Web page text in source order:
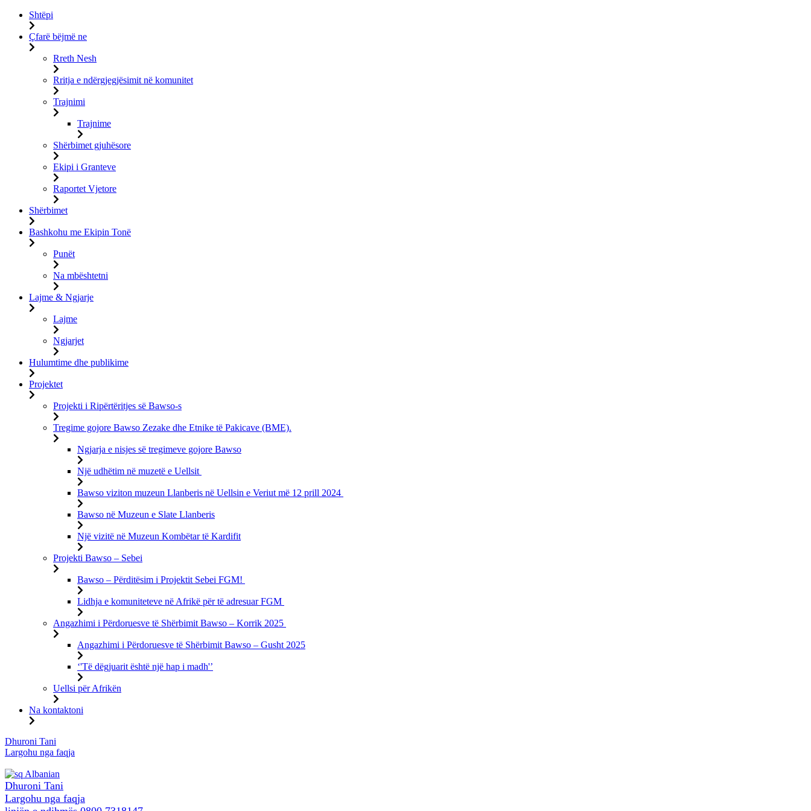
Shtëpi
Çfarë bëjmë ne
Rreth Nesh
Rritja e ndërgjegjësimit në komunitet
Trajnimi
Trajnime
Shërbimet gjuhësore
Ekipi i Granteve
Raportet Vjetore
Shërbimet
Bashkohu me Ekipin Tonë
Punët
Na mbështetni
Lajme & Ngjarje
Lajme
Ngjarjet
Hulumtime dhe publikime
Projektet
Projekti i Ripërtëritjes së Bawso-s
Tregime gojore Bawso Zezake dhe Etnike të Pakicave (BME).
Ngjarja e nisjes së tregimeve gojore Bawso
Një udhëtim në muzetë e Uellsit
Bawso viziton muzeun Llanberis në Uellsin e Veriut më 12 prill 2024
Bawso në Muzeun e Slate Llanberis
Një vizitë në Muzeun Kombëtar të Kardifit
Projekti Bawso – Sebei
Bawso – Përditësim i Projektit Sebei FGM!
Lidhja e komuniteteve në Afrikë për të adresuar FGM
Angazhimi i Përdoruesve të Shërbimit Bawso – Korrik 2025
Angazhimi i Përdoruesve të Shërbimit Bawso – Gusht 2025
‘'Të dëgjuarit është një hap i madh'’
Uellsi për Afrikën
Na kontaktoni
Kalo
te
Dhuroni Tani
Largohu nga faqja
Albanian
Dhuroni Tani
Largohu nga faqja